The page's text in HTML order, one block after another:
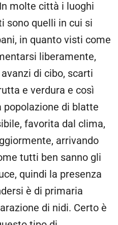
molte città i luoghi
sono quelli in cui si
in quanto visti come
liberamente,
di cibo, scarti
e verdura e così
popolazione di blatte
favorita dal clima,
arrivando
tutti ben sanno gli
quindi la presenza
è di primaria
di nidi. Certo è